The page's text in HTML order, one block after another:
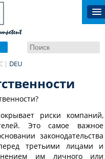
DEU
риски компаний,
Это самое важное
законодательства
третьими лицами и
им личного или